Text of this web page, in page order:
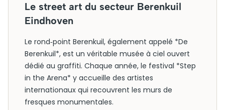
Le street art du secteur Berenkuil
Eindhoven
Le rond‑point Berenkuil, également appelé *De
Berenkuil*, est un véritable musée à ciel ouvert
dédié au graffiti. Chaque année, le festival *Step
in the Arena* y accueille des artistes
internationaux qui recouvrent les murs de
fresques monumentales.